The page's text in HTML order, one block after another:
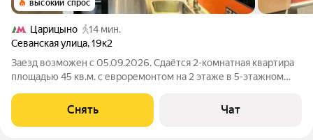
высокий спрос
Царицыно
14 мин.
Севанская улица,19к2
Заезд возможен с 05.09.2026. Сдаётся 2-комнатная квартира
площадью 45 кв.м. с евроремонтом на 2 этаже в 5-этажном
Духовой шкаф Стиральная машина Холодильник
Посудомоечная машина Бойлер
Снять Чат